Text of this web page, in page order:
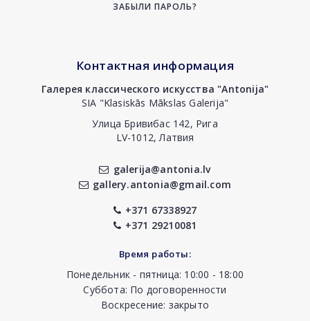
ЗАБЫЛИ ПАРОЛЬ?
Контактная информация
Галерея классического искусства "Antonija"
SIA "Klasiskās Mākslas Galerija"
Улица Бривибас 142, Рига
LV-1012, Латвия
galerija@antonia.lv
gallery.antonia@gmail.com
+371 67338927
+371 29210081
Время работы:
Понедельник - пятница: 10:00 - 18:00
Суббота: По договоренности
Воскресение: закрыто